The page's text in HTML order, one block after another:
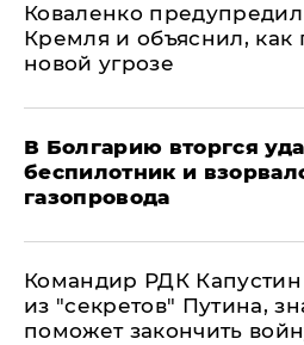
Коваленко
Кремля и объяснил, как
новой угрозе
В Болгарию вторгся
беспилотник и
газопровода
Командир РДК
из "секретов" Путина,
поможет закончить